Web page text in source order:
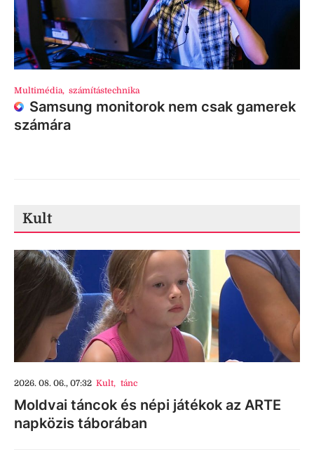
Multimédia, számítástechnika
Samsung monitorok nem csak gamerek
számára
Kult
2026. 08. 06., 07:32 Kult, tánc
Moldvai táncok és népi játékok az ARTE
napközis táborában